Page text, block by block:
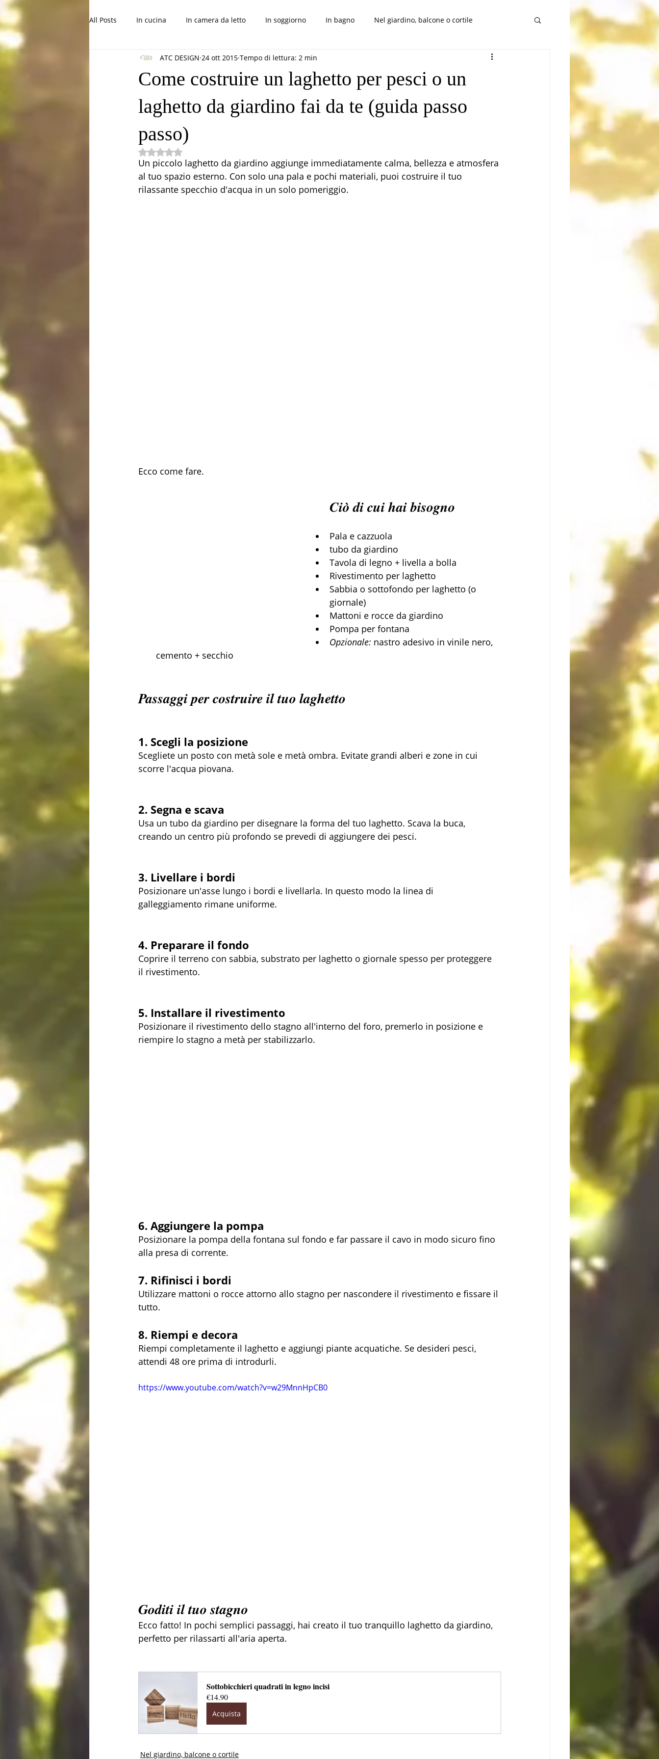
All Posts In cucina In camera da letto In soggiorno In bagno Nel giardino, balcone o cortile
Progetti belli per bambini Consigli, trucchi e altro
Come costruire un laghetto per pesci o un
laghetto da giardino fai da te (guida passo
passo)
ATC DESIGN 24 ott 2015 Tempo di lettura: 2 min
Valutazione NaN stelle su 5.
Un piccolo laghetto da giardino aggiunge immediatamente calma, bellezza e atmosfera
al tuo spazio esterno. Con solo una pala e pochi materiali, puoi costruire il tuo
rilassante specchio d'acqua in un solo pomeriggio.
Ecco come fare.
Ciò di cui hai bisogno
Pala e cazzuola
tubo da giardino
Tavola di legno + livella a bolla
Rivestimento per laghetto
Sabbia o sottofondo per laghetto (o
giornale)
Mattoni e rocce da giardino
Pompa per fontana
Opzionale: nastro adesivo in vinile nero,
cemento + secchio
Passaggi per costruire il tuo laghetto
1. Scegli la posizione
Scegliete un posto con metà sole e metà ombra. Evitate grandi alberi e zone in cui
scorre l'acqua piovana.
2. Segna e scava
Usa un tubo da giardino per disegnare la forma del tuo laghetto. Scava la buca,
creando un centro più profondo se prevedi di aggiungere dei pesci.
3. Livellare i bordi
Posizionare un'asse lungo i bordi e livellarla. In questo modo la linea di
galleggiamento rimane uniforme.
4. Preparare il fondo
Coprire il terreno con sabbia, substrato per laghetto o giornale spesso per proteggere
il rivestimento.
5. Installare il rivestimento
Posizionare il rivestimento dello stagno all'interno del foro, premerlo in posizione e
riempire lo stagno a metà per stabilizzarlo.
6. Aggiungere la pompa
Posizionare la pompa della fontana sul fondo e far passare il cavo in modo sicuro fino
alla presa di corrente.
7. Rifinisci i bordi
Utilizzare mattoni o rocce attorno allo stagno per nascondere il rivestimento e fissare il
tutto.
8. Riempi e decora
Riempi completamente il laghetto e aggiungi piante acquatiche. Se desideri pesci,
attendi 48 ore prima di introdurli.
https://www.youtube.com/watch?v=w29MnnHpCB0
Goditi il tuo stagno
Ecco fatto! In pochi semplici passaggi, hai creato il tuo tranquillo laghetto da giardino,
perfetto per rilassarti all'aria aperta.
Sottobicchieri quadrati in legno incisi
€14.90
Acquista
Nel giardino, balcone o cortile